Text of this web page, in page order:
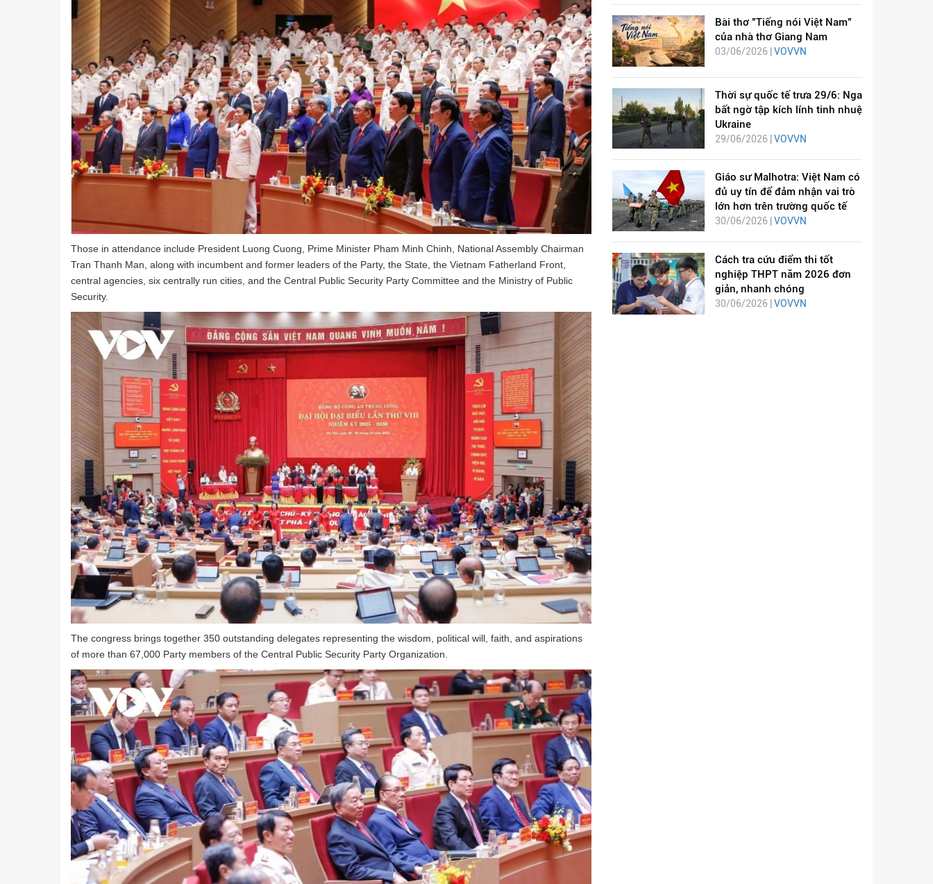
Those in attendance include President Luong Cuong, Prime Minister Pham Minh Chinh, National Assembly Chairman
Tran Thanh Man, along with incumbent and former leaders of the Party, the State, the Vietnam Fatherland Front,
central agencies, six centrally run cities, and the Central Public Security Party Committee and the Ministry of Public
Security.
The congress brings together 350 outstanding delegates representing the wisdom, political will, faith, and aspirations
of more than 67,000 Party members of the Central Public Security Party Organization.
Bài thơ "Tiếng nói Việt Nam"
của nhà thơ Giang Nam
03/06/2026 | VOVVN
Thời sự quốc tế trưa 29/6: Nga
bất ngờ tập kích lính tinh nhuệ
Ukraine
29/06/2026 | VOVVN
Giáo sư Malhotra: Việt Nam có
đủ uy tín để đảm nhận vai trò
lớn hơn trên trường quốc tế
30/06/2026 | VOVVN
Cách tra cứu điểm thi tốt
nghiệp THPT năm 2026 đơn
giản, nhanh chóng
30/06/2026 | VOVVN